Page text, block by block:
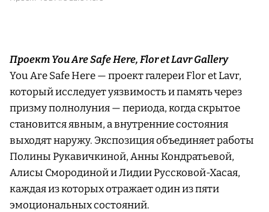
Проект You Are Safe Here, Flor et Lavr Gallery
You Are Safe Here — проект галереи Flor et Lavr,
который исследует уязвимость и память через
призму полнолуния — периода, когда скрытое
становится явным, а внутренние состояния
выходят наружу. Экспозиция объединяет работы
Полины Рукавичкиной, Анны Кондратьевой,
Алисы Смородиной и Лидии Руссковой-Хасая,
каждая из которых отражает один из пяти
эмоциональных состояний.